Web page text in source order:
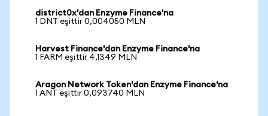
district0x'dan Enzyme Finance'na
1 DNT eşittir 0,004050 MLN
Harvest Finance'dan Enzyme Finance'na
1 FARM eşittir 4,1349 MLN
Aragon Network Token'dan Enzyme Finance'na
1 ANT eşittir 0,093740 MLN